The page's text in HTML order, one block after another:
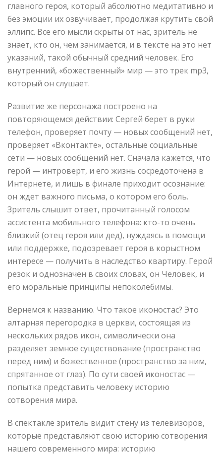
главного героя, который абсолютно медитативно и
без эмоции их озвучивает, продолжая крутить свой
эллипс. Все его мысли скрыты от нас, зритель не
знает, кто он, чем занимается, и в тексте на это нет
указаний, такой обычный средний человек. Его
внутренний, «божественный» мир — это трек mp3,
который он слушает.
Развитие же персонажа построено на
повторяющемся действии: Сергей берет в руки
телефон, проверяет почту — новых сообщений нет,
проверяет «Вконтакте», остальные социальные
сети — новых сообщений нет. Сначала кажется, что
герой — интроверт, и его жизнь сосредоточена в
Интернете, и лишь в финале приходит осознание:
он ждет важного письма, о котором его боль.
Зритель слышит ответ, прочитанный голосом
ассистента мобильного телефона: кто-то очень
близкий (отец героя или дед), нуждаясь в помощи
или поддержке, подозревает героя в корыстном
интересе — получить в наследство квартиру. Герой
резок и однозначен в своих словах, он Человек, и
его моральные принципы непоколебимы.
Вернемся к названию. Что такое иконостас? Это
алтарная перегородка в церкви, состоящая из
нескольких рядов икон, символически она
разделяет земное существование (пространство
перед ним) и божественное (пространство за ним,
спрятанное от глаз). По сути своей иконостас —
попытка представить человеку историю
сотворения мира.
В спектакле зритель видит стену из телевизоров,
которые представляют свою историю сотворения
нашего современного мира: историю